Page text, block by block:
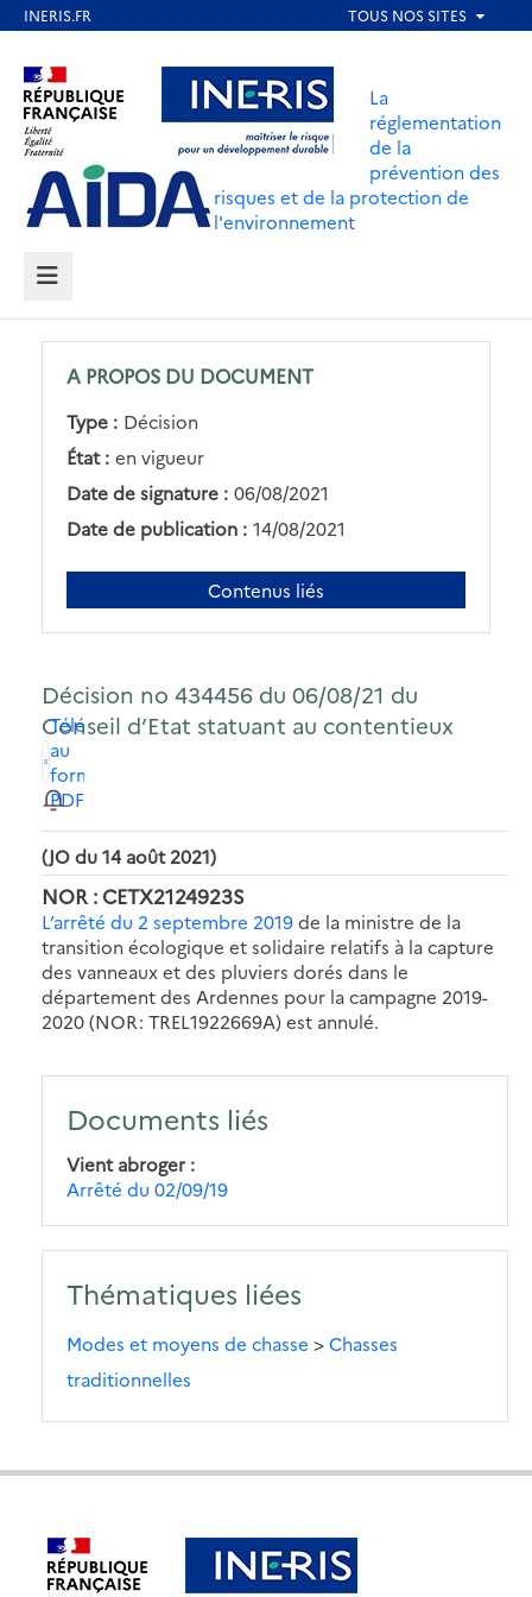
contenu
principal
Aller au contenu Aller au menu
Aller au pied de page
La
réglementation
de la
prévention des
risques et de la protection de
l'environnement
MENU
A PROPOS DU DOCUMENT
Type : Décision
État : en vigueur
Date de signature : 06/08/2021
Date de publication : 14/08/2021
Contenus liés
Décision no 434456 du 06/08/21 du
Conseil d’Etat statuant au contentieux
Télécharger
au
format
PDF
(JO du 14 août 2021)
NOR : CETX2124923S
L’arrêté du 2 septembre 2019de la ministre de la
transition écologique et solidaire relatifs à la capture
des vanneaux et des pluviers dorés dans le
département des Ardennes pour la campagne 2019-
2020 (NOR: TREL1922669A) est annulé.
Documents liés
Vient abroger
Arrêté du 02/09/19
Thématiques liées
Modes et moyens de chasse >Chasses
traditionnelles